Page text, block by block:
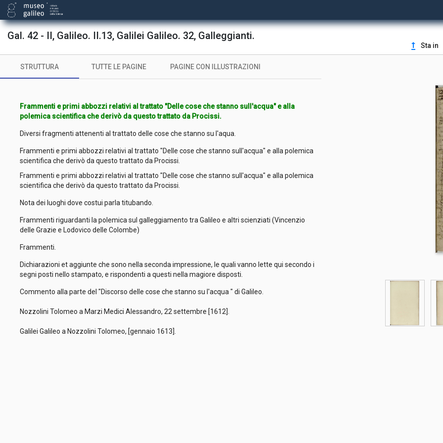
Gal. 42 - II, Galileo. II.13, Galilei Galileo. 32, Galleggianti.
upgrade Sta in
STRUTTURA TUTTE LE PAGINE PAGINE CON ILLUSTRAZIONI
Frammenti e primi abbozzi relativi al trattato "Delle cose che stanno sull'acqua" e alla
polemica scientifica che derivò da questo trattato da Procissi.
Diversi fragmenti attenenti al trattato delle cose che stanno su l'aqua.
Frammenti e primi abbozzi relativi al trattato "Delle cose che stanno sull'acqua" e alla polemica
scientifica che derivò da questo trattato da Procissi.
Frammenti e primi abbozzi relativi al trattato "Delle cose che stanno sull'acqua" e alla polemica
scientifica che derivò da questo trattato da Procissi.
Nota dei luoghi dove costui parla titubando.
Frammenti riguardanti la polemica sul galleggiamento tra Galileo e altri scienziati (Vincenzio
delle Grazie e Lodovico delle Colombe)
Frammenti.
Dichiarazioni et aggiunte che sono nella seconda impressione, le quali vanno lette qui secondo i
segni posti nello stampato, e rispondenti a questi nella magiore disposti.
Commento alla parte del "Discorso delle cose che stanno su l'acqua " di Galileo.
Nozzolini Tolomeo a Marzi Medici Alessandro, 22 settembre [1612].
Galilei Galileo a Nozzolini Tolomeo, [gennaio 1613].